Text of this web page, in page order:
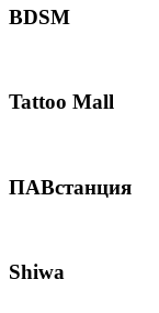
BDSM
Tattoo Mall
ПАВстанция
Shiwa